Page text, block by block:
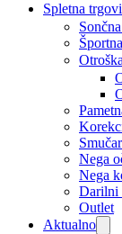
Spletna
Nega
Nega
Darilni
Outlet
Aktualno